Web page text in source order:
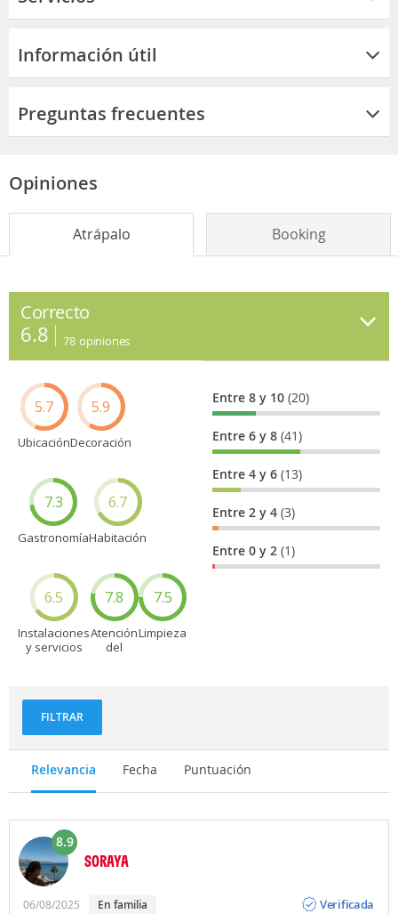
Información útil
Preguntas frecuentes
Opiniones
Atrápalo Booking
Correcto
6.8 78 opiniones
5.7
Ubicación
5.9
Decoración
7.3
Gastronomía
6.7
Habitación
6.5
Instalaciones
y servicios
7.8
Atención
del
7.5
Limpieza
Entre 8 y 10(20)
Entre 6 y 8(41)
Entre 4 y 6(13)
Entre 2 y 4(3)
Entre 0 y 2(1)
FILTRAR
Relevancia Fecha Puntuación
8.9
SORAYA
06/08/2025 en familia
Verificada